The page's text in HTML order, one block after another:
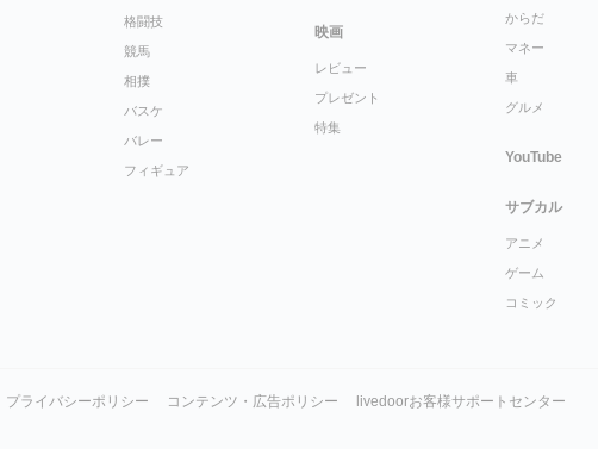
格闘技
競馬
相撲
バスケ
バレー
フィギュア
映画
レビュー
プレゼント
特集
からだ
マネー
車
グルメ
YouTube
サブカル
アニメ
ゲーム
コミック
プライバシーポリシー コンテンツ・広告ポリシー livedoorお客様サポートセンター